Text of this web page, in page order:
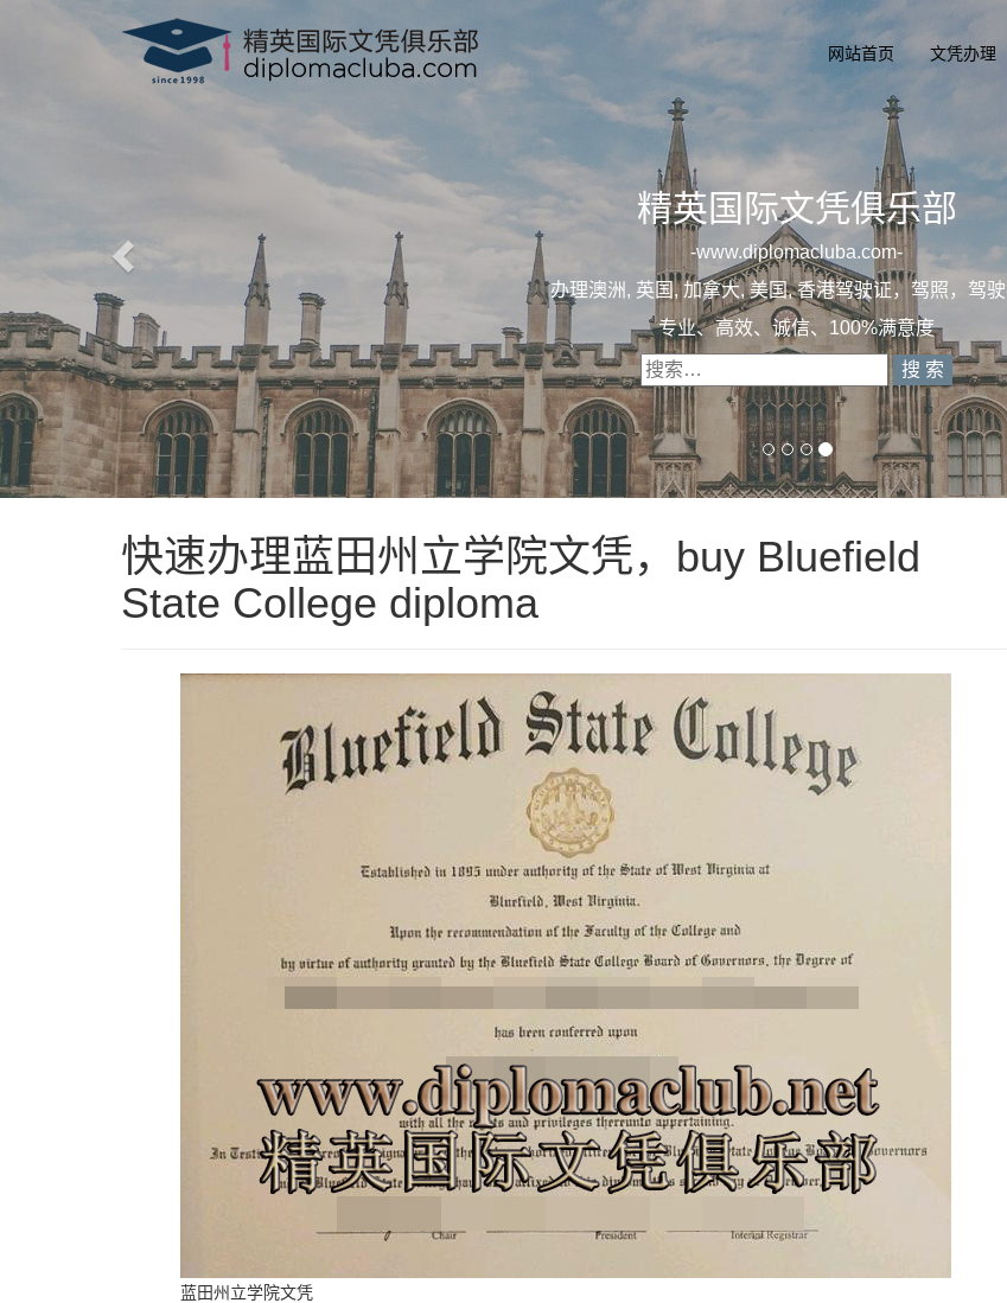
网站首页 文凭办理
www.diplomacluba.com-
办理澳洲, 英国, 加拿大, 美国, 香港驾驶证，驾照，驾驶执照
专业、高效、诚信、100%满意度
快速办理蓝田州立学院文凭，buy Bluefield
State College diploma
蓝田州立学院文凭